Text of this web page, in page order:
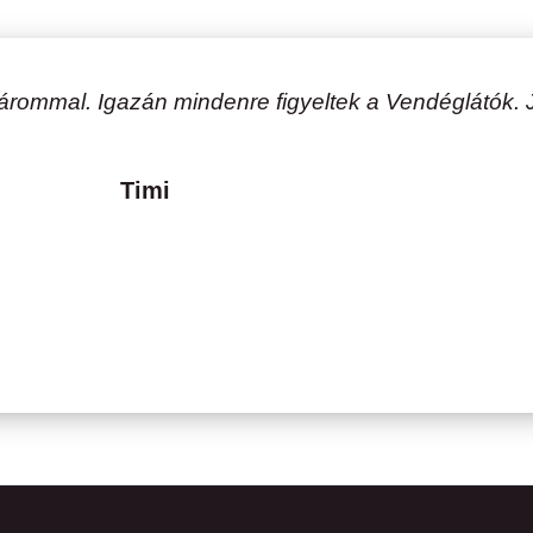
Igazán mindenre figyeltek a
Timi